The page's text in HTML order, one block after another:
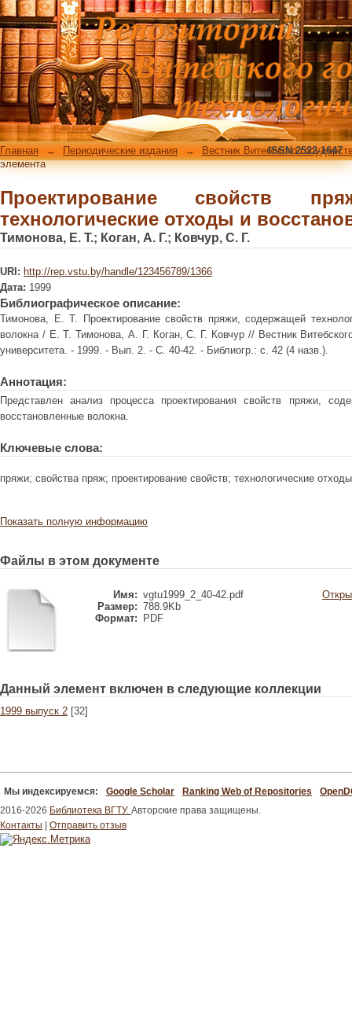
Проектирование свойств пряжи,
восстановленные волокна
Главная → Периодические издания →
Вестник Витебского
элемента
ISSN 2522-1647
Проектирование свойств
технологические отходы и
Тимонова, Е. Т.; Коган, А. Г.; Ковчур, С. Г.
URI: http://rep.vstu.by/handle/123456789/1366
Дата: 1999
Библиографическое описание:
Тимонова, Е. Т. Проектирование свойств пряжи, содержащей
волокна / Е. Т. Тимонова, А. Г. Коган, С. Г. Ковчур // Вестник Витебского
университета. - 1999. - Вып. 2. - С. 40-42. - Библиогр.: с. 42 (4 назв.).
Аннотация:
Представлен анализ процесса проектирования свойств пряжи,
восстановленные волокна.
Ключевые слова:
пряжи; свойства пряж; проектирование свойств; технологические
Показать полную информацию
Файлы в этом документе
Имя: vgtu1999_2_40-42.pdf
Размер: 788.9Kb
Формат:
PDF
Данный элемент включен в следующие коллекции
1999 выпуск 2 [32]
Мы индексируемся: Google Scholar Ranking Web of Repositories
2016-2026 Библиотека ВГТУ. Авторские права защищены.
Контакты
Отправить отзыв